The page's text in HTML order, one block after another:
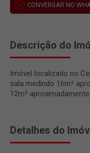
CONVERSAR NO
Descrição do
Imóvel localizado no
sala medindo 16m²
12m²
Detalhes do